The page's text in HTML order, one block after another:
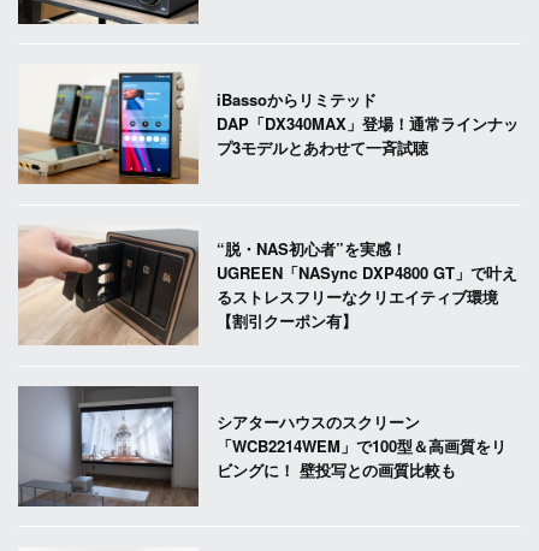
iBassoからリミテッド
DAP「DX340MAX」登場！通常ラインナッ
プ3モデルとあわせて一斉試聴
“脱・NAS初心者”を実感！
UGREEN「NASync DXP4800 GT」で叶え
るストレスフリーなクリエイティブ環境
【割引クーポン有】
シアターハウスのスクリーン
「WCB2214WEM」で100型＆高画質をリ
ビングに！ 壁投写との画質比較も